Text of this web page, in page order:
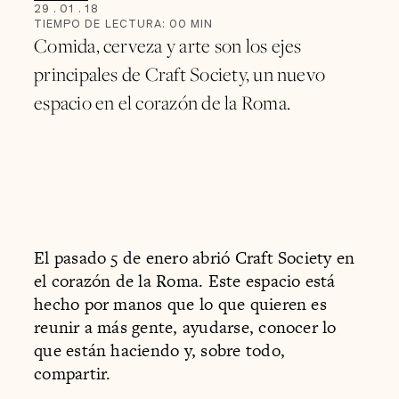
29 . 01 . 18
TIEMPO DE LECTURA: 00 MIN
Comida, cerveza y arte son los ejes
principales de Craft Society, un nuevo
espacio en el corazón de la Roma.
El pasado 5 de enero abrió Craft Societyen
el corazón de la Roma. Este espacio está
hecho por manos que lo que quieren es
reunir a más gente, ayudarse, conocer lo
que están haciendo y, sobre todo,
compartir.